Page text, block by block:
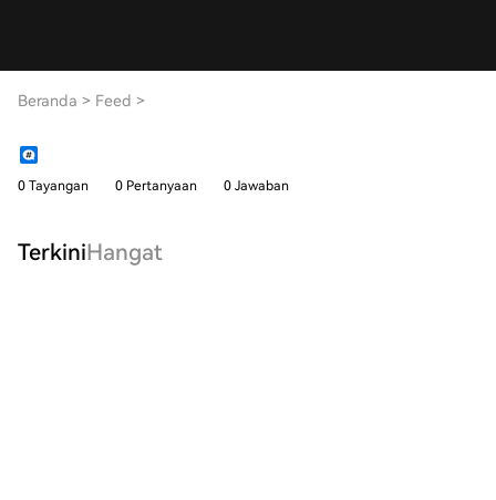
Beranda > Feed >
0 Tayangan 0 Pertanyaan 0 Jawaban
TerkiniHangat